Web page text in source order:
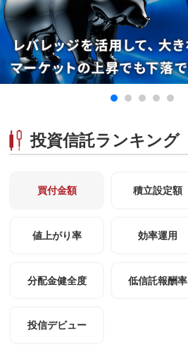
投資信託ランキング
買付金額 積立設定額
値上がり率 効率運用
分配金健全度 低信託報酬率
投信デビュー